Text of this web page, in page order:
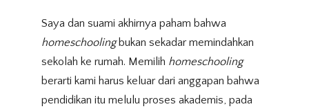
Saya dan suami akhirnya paham bahwa
homeschoolingbukan sekadar memindahkan
sekolah ke rumah. Memilih homeschooling
berarti kami harus keluar dari anggapan bahwa
pendidikan itu melulu proses akademis, pada